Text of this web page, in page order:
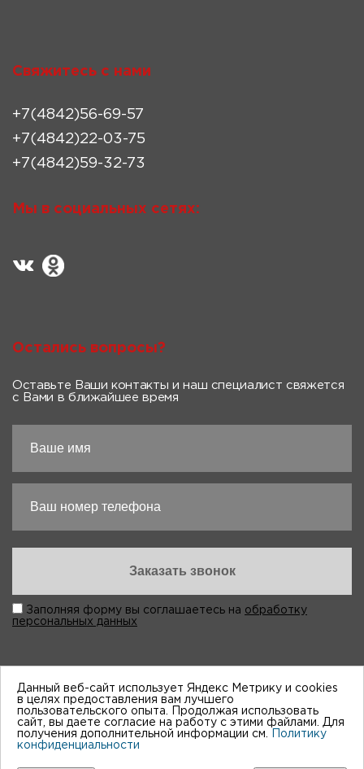
Свяжитесь с нами
+7(4842)56-69-57
+7(4842)22-03-75
+7(4842)59-32-73
Мы в социальных сетях:
Остались вопросы?
Оставьте Ваши контакты и наш специалист свяжется
с Вами в ближайшее время
Заполняя форму вы соглашаетесь на обработку
персональных данных
“Виктория-Авто”, 1998-2026
Мы принимем к оплате:
Данный веб-сайт использует Яндекс Метрику и cookies
в целях предоставления вам лучшего
пользовательского опыта. Продолжая использовать
сайт, вы даете согласие на работу с этими файлами. Для
получения дополнительной информации см.
Политику
конфиденциальности